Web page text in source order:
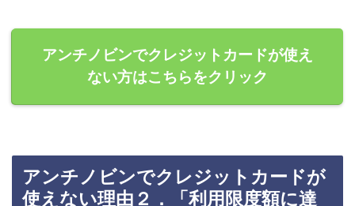
アンチノビンでクレジットカードが使え
ない方はこちらをクリック
アンチノビンでクレジットカードが
使えない理由２．「利用限度額に達